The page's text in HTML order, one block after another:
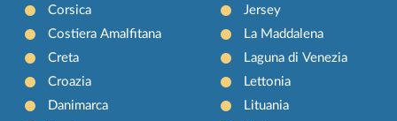
Corsica
Costiera Amalfitana
Creta
Croazia
Danimarca
Jersey
La Maddalena
Laguna di Venezia
Lettonia
Lituania